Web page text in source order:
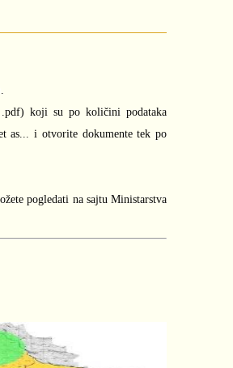
koji su po količini podataka
as... i otvorite dokumente tek po
pogledati na sajtu Ministarstva